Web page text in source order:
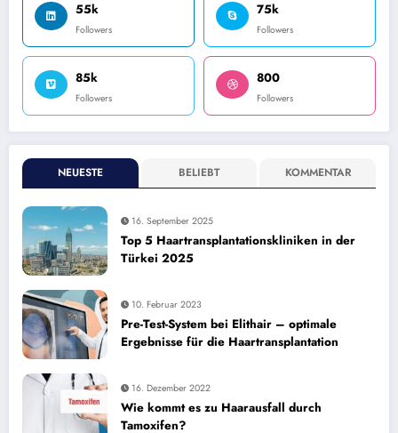
55k
Followers
75k
Followers
85k
Followers
800
Followers
NEUESTE BELIEBT KOMMENTAR
16. September 2025
Top 5 Haartransplantationskliniken in der
Türkei 2025
10. Februar 2023
Pre-Test-System bei Elithair – optimale
Ergebnisse für die Haartransplantation
16. Dezember 2022
Wie kommt es zu Haarausfall durch
Tamoxifen?